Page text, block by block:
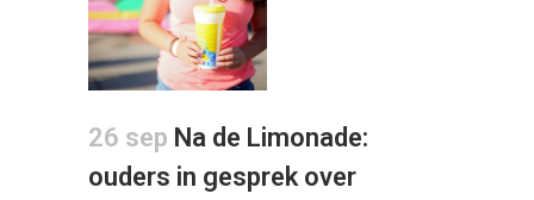
26 sep Na de Limonade:
ouders in gesprek over